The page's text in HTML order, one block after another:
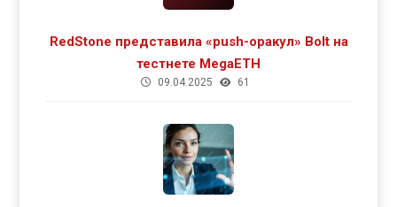
RedStone представила «push-оракул» Bolt на
тестнете MegaETH
09.04.2025 61